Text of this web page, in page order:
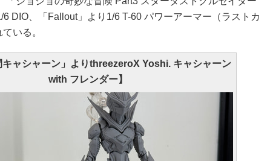
6 DIO、「Fallout」より1/6 T-60 パワーアーマー（ラストカ
いる。
キャシャーン」よりthreezeroX Yoshi. キャシャーン
with フレンダー】